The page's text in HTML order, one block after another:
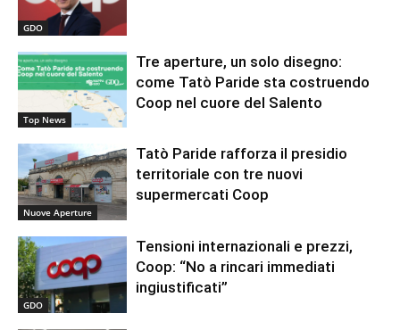
GDO
Top News
Tre aperture, un solo disegno:
come Tatò Paride sta costruendo
Coop nel cuore del Salento
Nuove Aperture
Tatò Paride rafforza il presidio
territoriale con tre nuovi
supermercati Coop
GDO
Tensioni internazionali e prezzi,
Coop: “No a rincari immediati
ingiustificati”